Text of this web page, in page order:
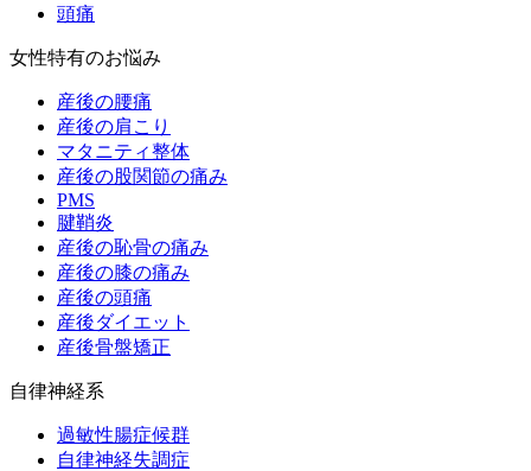
頭痛
女性特有のお悩み
産後の腰痛
産後の肩こり
マタニティ整体
産後の股関節の痛み
PMS
腱鞘炎
産後の恥骨の痛み
産後の膝の痛み
産後の頭痛
産後ダイエット
産後骨盤矯正
自律神経系
過敏性腸症候群
自律神経失調症